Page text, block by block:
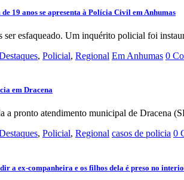
19 anos se apresenta à Polícia Civil em Anhumas
esfaqueado. Um inquérito policial foi
, Policial, Regional Em Anhumas 0
em Dracena
a pronto atendimento municipal de Dracena
, Policial, Regional casos de policia 0
a ex-companheira e os filhos dela é preso no